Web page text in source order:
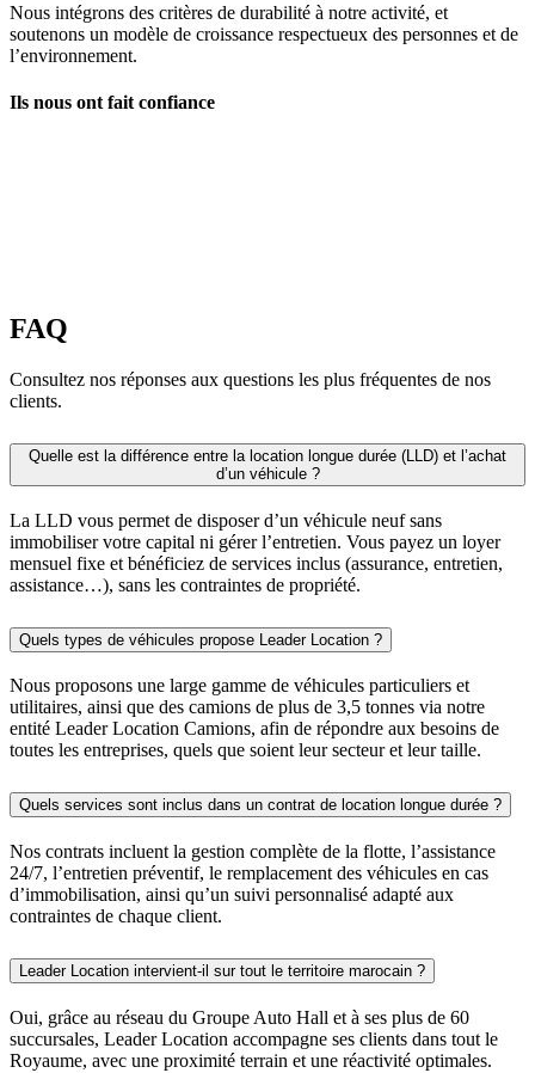
Nous intégrons des critères de durabilité à notre activité, et
soutenons un modèle de croissance respectueux des personnes et de
l’environnement.
Ils nous ont fait confiance
FAQ
Consultez nos réponses aux questions les plus fréquentes de nos
clients.
Quelle est la différence entre la location longue durée (LLD) et l’achat
d’un véhicule ?
La LLD vous permet de disposer d’un véhicule neuf sans
immobiliser votre capital ni gérer l’entretien. Vous payez un loyer
mensuel fixe et bénéficiez de services inclus (assurance, entretien,
assistance…), sans les contraintes de propriété.
Quels types de véhicules propose Leader Location ?
Nous proposons une large gamme de véhicules particuliers et
utilitaires, ainsi que des camions de plus de 3,5 tonnes via notre
entité Leader Location Camions, afin de répondre aux besoins de
toutes les entreprises, quels que soient leur secteur et leur taille.
Quels services sont inclus dans un contrat de location longue durée ?
Nos contrats incluent la gestion complète de la flotte, l’assistance
24/7, l’entretien préventif, le remplacement des véhicules en cas
d’immobilisation, ainsi qu’un suivi personnalisé adapté aux
contraintes de chaque client.
Leader Location intervient-il sur tout le territoire marocain ?
Oui, grâce au réseau du Groupe Auto Hall et à ses plus de 60
succursales, Leader Location accompagne ses clients dans tout le
Royaume, avec une proximité terrain et une réactivité optimales.